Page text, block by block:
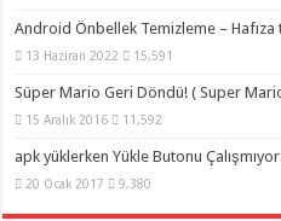
Android Önbellek Temizleme – Hafıza
13 Haziran 2022 15,591
Süper Mario Geri Döndü! ( Super
15 Aralık 2016 11,592
apk yüklerken Yükle Butonu
20 Ocak 2017 9,380